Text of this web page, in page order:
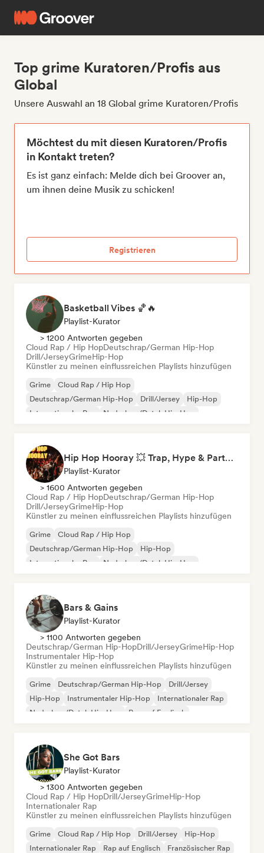
Top grime Kuratoren/Profis aus
Global
Unsere Auswahl an 18 Global grime Kuratoren/Profis
Möchtest du mit diesen Kuratoren/Profis
in Kontakt treten?
Es ist ganz einfach: Melde dich bei Groover an,
um ihnen deine Musik zu schicken!
Registrieren
Basketball Vibes 🏀🔥
Playlist-Kurator
> 1200 Antworten gegeben
Cloud Rap / Hip HopDeutschrap/German Hip-Hop
Drill/JerseyGrimeHip-Hop
Künstler zu meinen einflussreichen Playlists hinzufügen
Grime
Cloud Rap / Hip Hop
Deutschrap/German Hip-Hop
Drill/Jersey
Hip-Hop
Internationaler Rap
Nederhop/Dutch Hip-Hop
Hip Hop Hooray 💥 Trap, Hype & Party Rap Bangers
Playlist-Kurator
> 1600 Antworten gegeben
Cloud Rap / Hip HopDeutschrap/German Hip-Hop
Drill/JerseyGrimeHip-Hop
Künstler zu meinen einflussreichen Playlists hinzufügen
Grime
Cloud Rap / Hip Hop
Deutschrap/German Hip-Hop
Hip-Hop
Internationaler Rap
Nederhop/Dutch Hip-Hop
Bars & Gains
Playlist-Kurator
> 1100 Antworten gegeben
Deutschrap/German Hip-HopDrill/JerseyGrimeHip-Hop
Instrumentaler Hip-Hop
Künstler zu meinen einflussreichen Playlists hinzufügen
Grime Deutschrap/German Hip-Hop
Drill/Jersey
Hip-Hop
Instrumentaler Hip-Hop
Internationaler Rap
Nederhop/Dutch Hip-Hop
Rap auf Englisch
She Got Bars
Playlist-Kurator
> 1300 Antworten gegeben
Cloud Rap / Hip HopDrill/JerseyGrimeHip-Hop
Internationaler Rap
Künstler zu meinen einflussreichen Playlists hinzufügen
Grime Cloud Rap / Hip Hop Drill/Jersey
Hip-Hop
Internationaler Rap
Rap auf Englisch
Französischer Rap